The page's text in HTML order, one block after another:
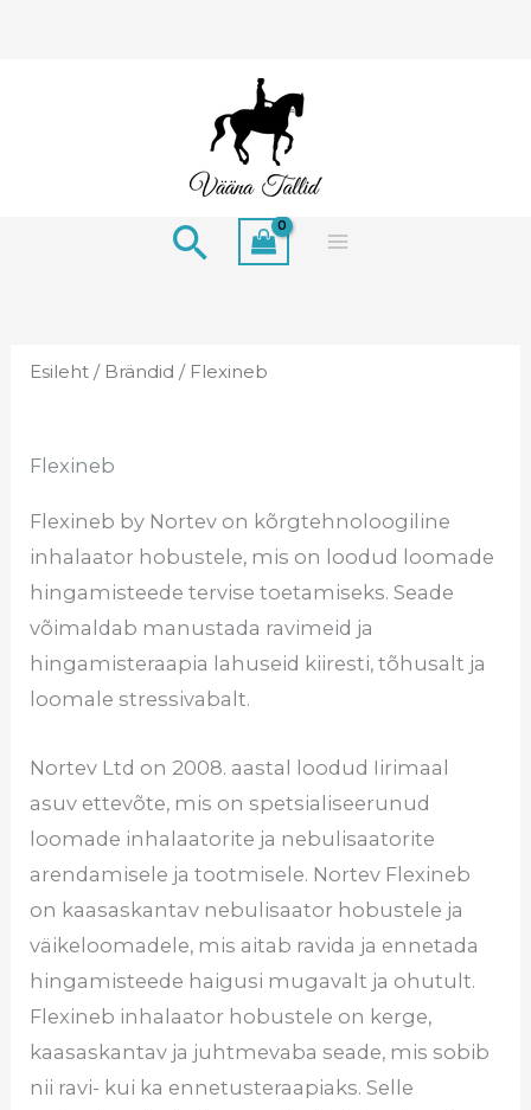
Search
Esileht / Brändid / Flexineb
Flexineb
Flexineb by Nortev on kõrgtehnoloogiline
inhalaator hobustele, mis on loodud loomade
hingamisteede tervise toetamiseks. Seade
võimaldab manustada ravimeid ja
hingamisteraapia lahuseid kiiresti, tõhusalt ja
loomale stressivabalt.
Nortev Ltd on 2008. aastal loodud Iirimaal
asuv ettevõte, mis on spetsialiseerunud
loomade inhalaatorite ja nebulisaatorite
arendamisele ja tootmisele. Nortev Flexineb
on kaasaskantav nebulisaator hobustele ja
väikeloomadele, mis aitab ravida ja ennetada
hingamisteede haigusi mugavalt ja ohutult.
Flexineb inhalaator hobustele on kerge,
kaasaskantav ja juhtmevaba seade, mis sobib
nii ravi- kui ka ennetusteraapiaks. Selle